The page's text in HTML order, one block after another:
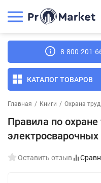
8-800-201-
КАТАЛОГ ТОВАРОВ
Главная / Книги / Охрана
Правила по
Оставить отзыв